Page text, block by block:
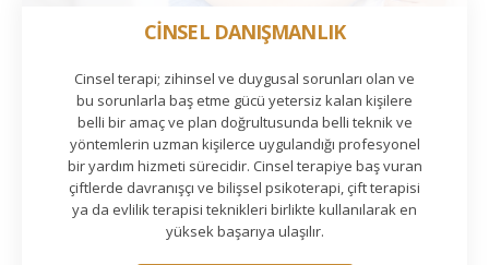
CİNSEL DANIŞMANLIK
Cinsel terapi; zihinsel ve duygusal sorunları olan ve
bu sorunlarla baş etme gücü yetersiz kalan kişilere
belli bir amaç ve plan doğrultusunda belli teknik ve
yöntemlerin uzman kişilerce uygulandığı profesyonel
bir yardım hizmeti sürecidir. Cinsel terapiye baş vuran
çiftlerde davranışçı ve bilişsel psikoterapi, çift terapisi
ya da evlilik terapisi teknikleri birlikte kullanılarak en
yüksek başarıya ulaşılır.